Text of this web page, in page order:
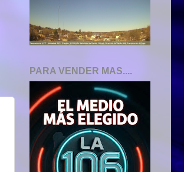
PARA VENDER MAS....